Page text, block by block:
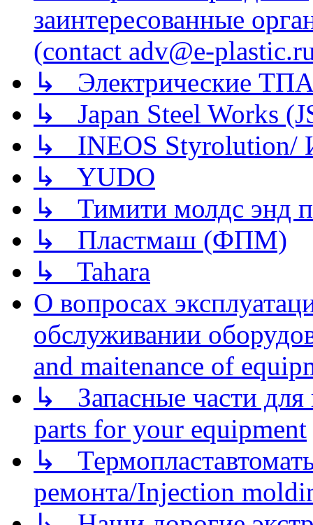
заинтересованные
(contact adv@e-
↳ Электрические
↳ Japan Steel Works
↳ INEOS
↳ YUDO
↳ Тимити молдс энд
↳ Пластмаш (ФПМ)
↳ Tahara
О вопросах
обслуживании
and maitenance of
↳ Запасные части для
parts for your equipment
↳
ремонта/Injection